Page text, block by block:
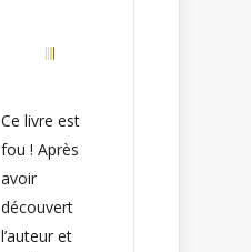
Ce livre est
fou ! Après
avoir
découvert
l’auteur et